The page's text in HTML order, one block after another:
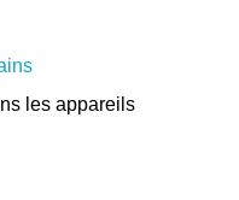
les appareils